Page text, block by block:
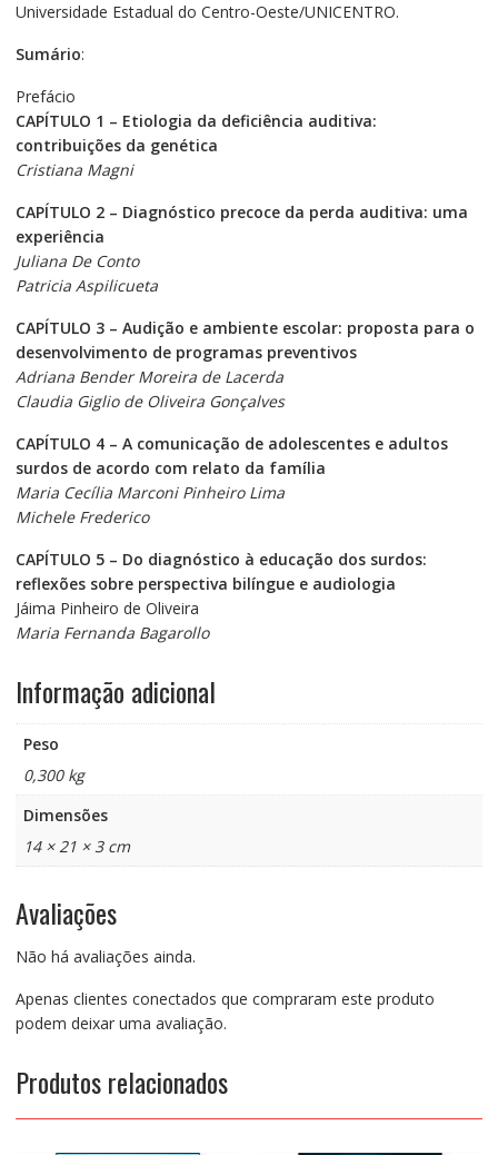
Universidade Estadual do Centro-Oeste/UNICENTRO.
Sumário:
Prefácio
CAPÍTULO 1 – Etiologia da deficiência auditiva:
contribuições da genética
Cristiana Magni
CAPÍTULO 2 – Diagnóstico precoce da perda auditiva: uma
experiência
Juliana De Conto
Patricia Aspilicueta
CAPÍTULO 3 – Audição e ambiente escolar: proposta para o
desenvolvimento de programas preventivos
Adriana Bender Moreira de Lacerda
Claudia Giglio de Oliveira Gonçalves
CAPÍTULO 4 – A comunicação de adolescentes e adultos
surdos de acordo com relato da família
Maria Cecília Marconi Pinheiro Lima
Michele Frederico
CAPÍTULO 5 – Do diagnóstico à educação dos surdos:
reflexões sobre perspectiva bilíngue e audiologia
Jáima Pinheiro de Oliveira
Maria Fernanda Bagarollo
Informação adicional
Peso
0,300 kg
Dimensões
14 × 21 × 3 cm
Avaliações
Não há avaliações ainda.
Apenas clientes conectados que compraram este produto
podem deixar uma avaliação.
Produtos relacionados